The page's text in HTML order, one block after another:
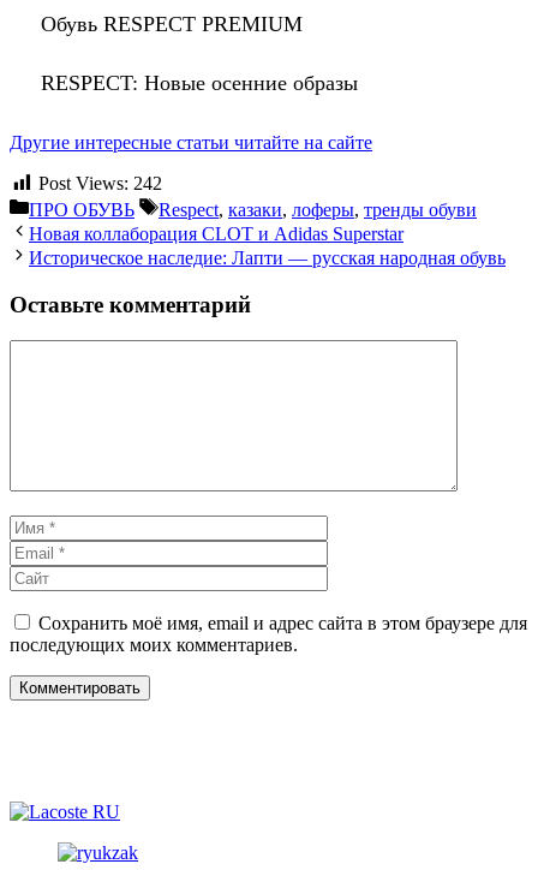
Обувь RESPECT PREMIUM
RESPECT: Новые осенние образы
Другие интересные статьи читайте на сайте
Post Views: 242
Рубрики
ПРО ОБУВЬ Метки
Respect, казаки, лоферы, тренды обуви
Новая коллаборация CLOT и Аdidas Superstar
Историческое наследие: Лапти — русская народная обувь
Оставьте комментарий
Имя
Сохранить моё имя, email и адрес сайта в этом браузере для
последующих моих комментариев.